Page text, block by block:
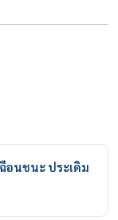
อนชนะ ประเดิม